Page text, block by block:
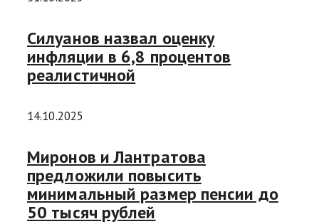
Силуанов назвал оценку
инфляции в 6,8 процентов
реалистичной
14.10.2025
Миронов и Лантратова
предложили повысить
минимальный размер пенсии до
50 тысяч рублей